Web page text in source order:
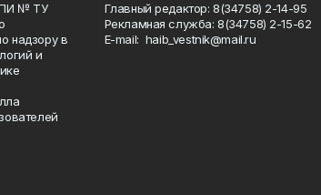
ПИ № ТУ
надзору в
и
Главный редактор: 8(34758) 2-14-95
Рекламная служба: 8(34758) 2-15-62
Е-mаil: haib_vestnik@mail.ru